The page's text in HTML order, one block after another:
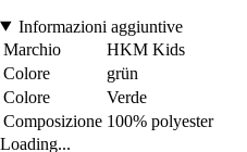
Informazioni aggiuntive
Marchio
HKM Kids
Colore
grün
Colore
Verde
Composizione 100% polyester
Loading...